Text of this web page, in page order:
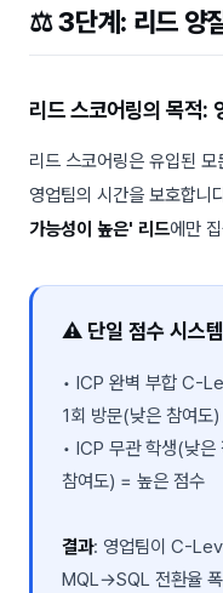
⚖️ 3단계: 리드 양
리드 스코어링의 목적:
리드 스코어링은 유입된
영업팀의 시간을 보호합니
가능성이 높은' 리드에만
⚠️ 단일 점수 시스
• ICP 완벽 부합 C-
1회 방문(낮은 참여도
• ICP 무관 학생(낮
참여도) = 높은 점수
결과: 영업팀이 C-
MQL→SQL 전환율